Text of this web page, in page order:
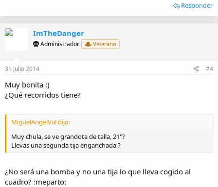
Responder
ImTheDanger
Administrador Veterano
31 Julio 2014 #4
Muy bonita :)
¿Qué recorridos tiene?
MiguelAngelVal dijo:
Muy chula, se ve grandota de talla, 21"?
Llevas una segunda tija enganchada ?
¿No será una bomba y no una tija lo que lleva cogido al
cuadro? :meparto: